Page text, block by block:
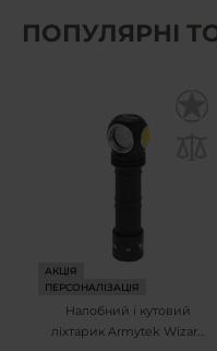
ПОПУЛЯРНІ
АКЦІЯ
ПЕРСОНАЛІЗАЦІЯ
Налобний і кутовий
ліхтарик Armytek Wizard